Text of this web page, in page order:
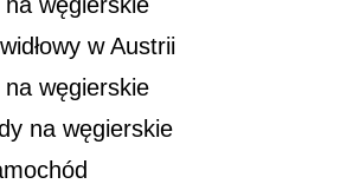
w Austrii
węgierskie
na węgierskie